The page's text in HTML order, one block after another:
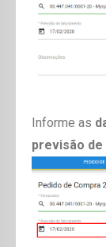
Informe as
previsão